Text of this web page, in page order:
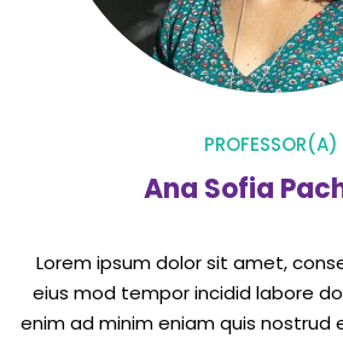
PROFESSOR(A)
Ana Sofia
Lorem ipsum dolor sit amet,
eius mod tempor incidid labore
enim ad minim eniam quis nostrud